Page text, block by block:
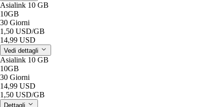
Asialink 10 GB
10GB
30 Giorni
1,50 USD/GB
14,99 USD
Vedi dettagli
Asialink 10 GB
10GB
30 Giorni
14,99 USD
1,50 USD/GB
Dettagli